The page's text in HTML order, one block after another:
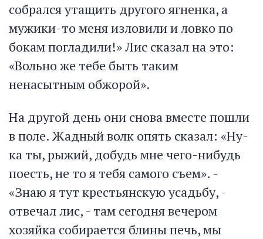
собрался утащить другого ягненка, а
мужики-то меня изловили и ловко по
бокам погладили!» Лис сказал на это:
«Вольно же тебе быть таким
ненасытным обжорой».
На другой день они снова вместе пошли
в поле. Жадный волк опять сказал: «Ну-
ка ты, рыжий, добудь мне чего-нибудь
поесть, не то я тебя самого съем». -
«Знаю я тут крестьянскую усадьбу, -
отвечал лис, - там сегодня вечером
хозяйка собирается блины печь, мы